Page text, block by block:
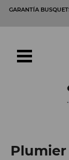
GARANTÍA
Plumier